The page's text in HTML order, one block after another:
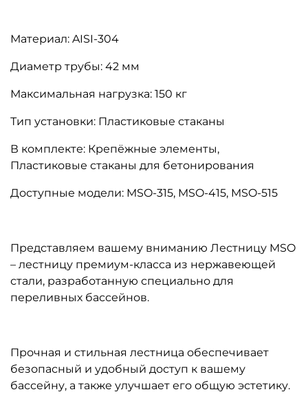
Материал: AISI-304
Диаметр трубы: 42 мм
Максимальная нагрузка: 150 кг
Тип установки: Пластиковые стаканы
В комплекте: Крепёжные элементы,
Пластиковые стаканы для бетонирования
Доступные модели: MSO-315, MSO-415, MSO-515
Представляем вашему вниманию Лестницу MSO
– лестницу премиум-класса из нержавеющей
стали, разработанную специально для
переливных бассейнов.
Прочная и стильная лестница обеспечивает
безопасный и удобный доступ к вашему
бассейну, а также улучшает его общую эстетику.